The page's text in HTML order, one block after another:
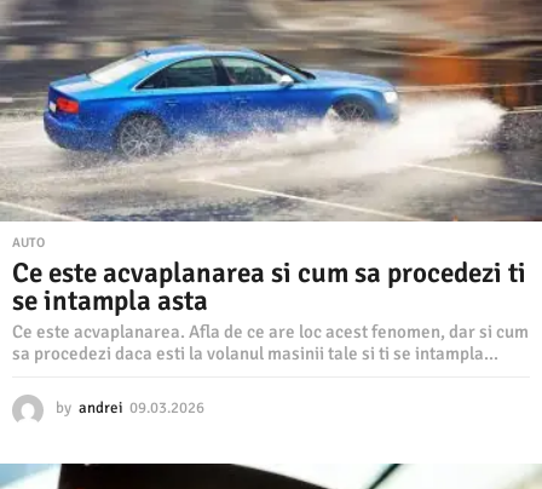
AUTO
Ce este acvaplanarea si cum sa procedezi ti
se intampla asta
Ce este acvaplanarea. Afla de ce are loc acest fenomen, dar si cum
sa procedezi daca esti la volanul masinii tale si ti se intampla...
by andrei 09.03.2026